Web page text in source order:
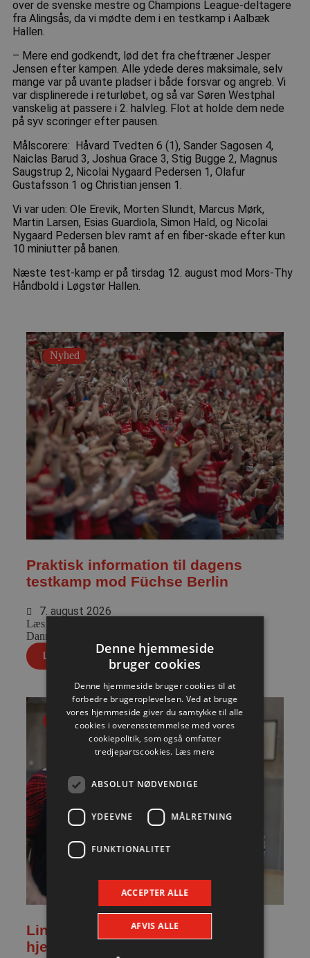
over de svenske mestre og Champions League-deltagere
fra Alingsås, da vi mødte dem i en testkamp i Aalbæk
Hallen.
– Mere end godkendt, lød det fra cheftræner Jesper
Jensen efter kampen. Alle ydede deres maksimale, selv
mange var på uvante pladser i både forsvar og angreb. Vi
var displinerede i returløbet, og så var Søren Westphal
vanskelig at passere i 2. halvleg. Flot at holde dem nede
på syv scoringer efter pausen.
Målscorere: Håvard Tvedten 6 (1), Sander Sagosen 4,
Naiclas Barud 3, Joshua Grace 3, Stig Bugge 2, Magnus
Saugstrup 2, Nicolai Nygaard Pedersen 1, Olafur
Gustafsson 1 og Christian jensen 1.
Vi var uden: Ole Erevik, Morten Slundt, Marcus Mørk,
Martin Larsen, Esias Guardiola, Simon Hald, og Nicolai
Nygaard Pedersen blev ramt af en fiber-skade efter kun
10 miniutter på banen.
Næste test-kamp er på tirsdag 12. august mod Mors-Thy
Håndbold i Løgstør Hallen.
Nyhed
Praktisk information til dagens
testkamp mod Füchse Berlin
7. august 2026
Læs praktisk info til aftenens kamp i Sparekassen
Danmark Arena.
Læs mere
Lindskog glæder sig til første
hjemmekamp
Denne hjemmeside
bruger cookies
Denne hjemmeside bruger cookies til at
forbedre brugeroplevelsen. Ved at bruge
vores hjemmeside giver du samtykke til alle
cookies i overensstemmelse med vores
cookiepolitik, som også omfatter
tredjepartscookies. Læs mere
ABSOLUT NØDVENDIGE
YDEEVNE MÅLRETNING
FUNKTIONALITET
ACCEPTER ALLE
AFVIS ALLE